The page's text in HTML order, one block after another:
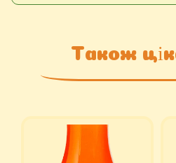
Також